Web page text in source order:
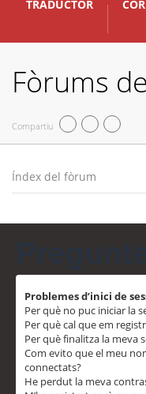
TRADUCTOR
Fòrums
Compartiu
Índex del fòrum
Problemes d’inici de
Per què no puc iniciar la
Per què cal que em
Per què finalitza la meva
Com evito que el meu
connectats?
He perdut la meva